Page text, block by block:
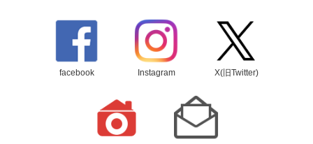
facebook Instagram X(旧Twitter)